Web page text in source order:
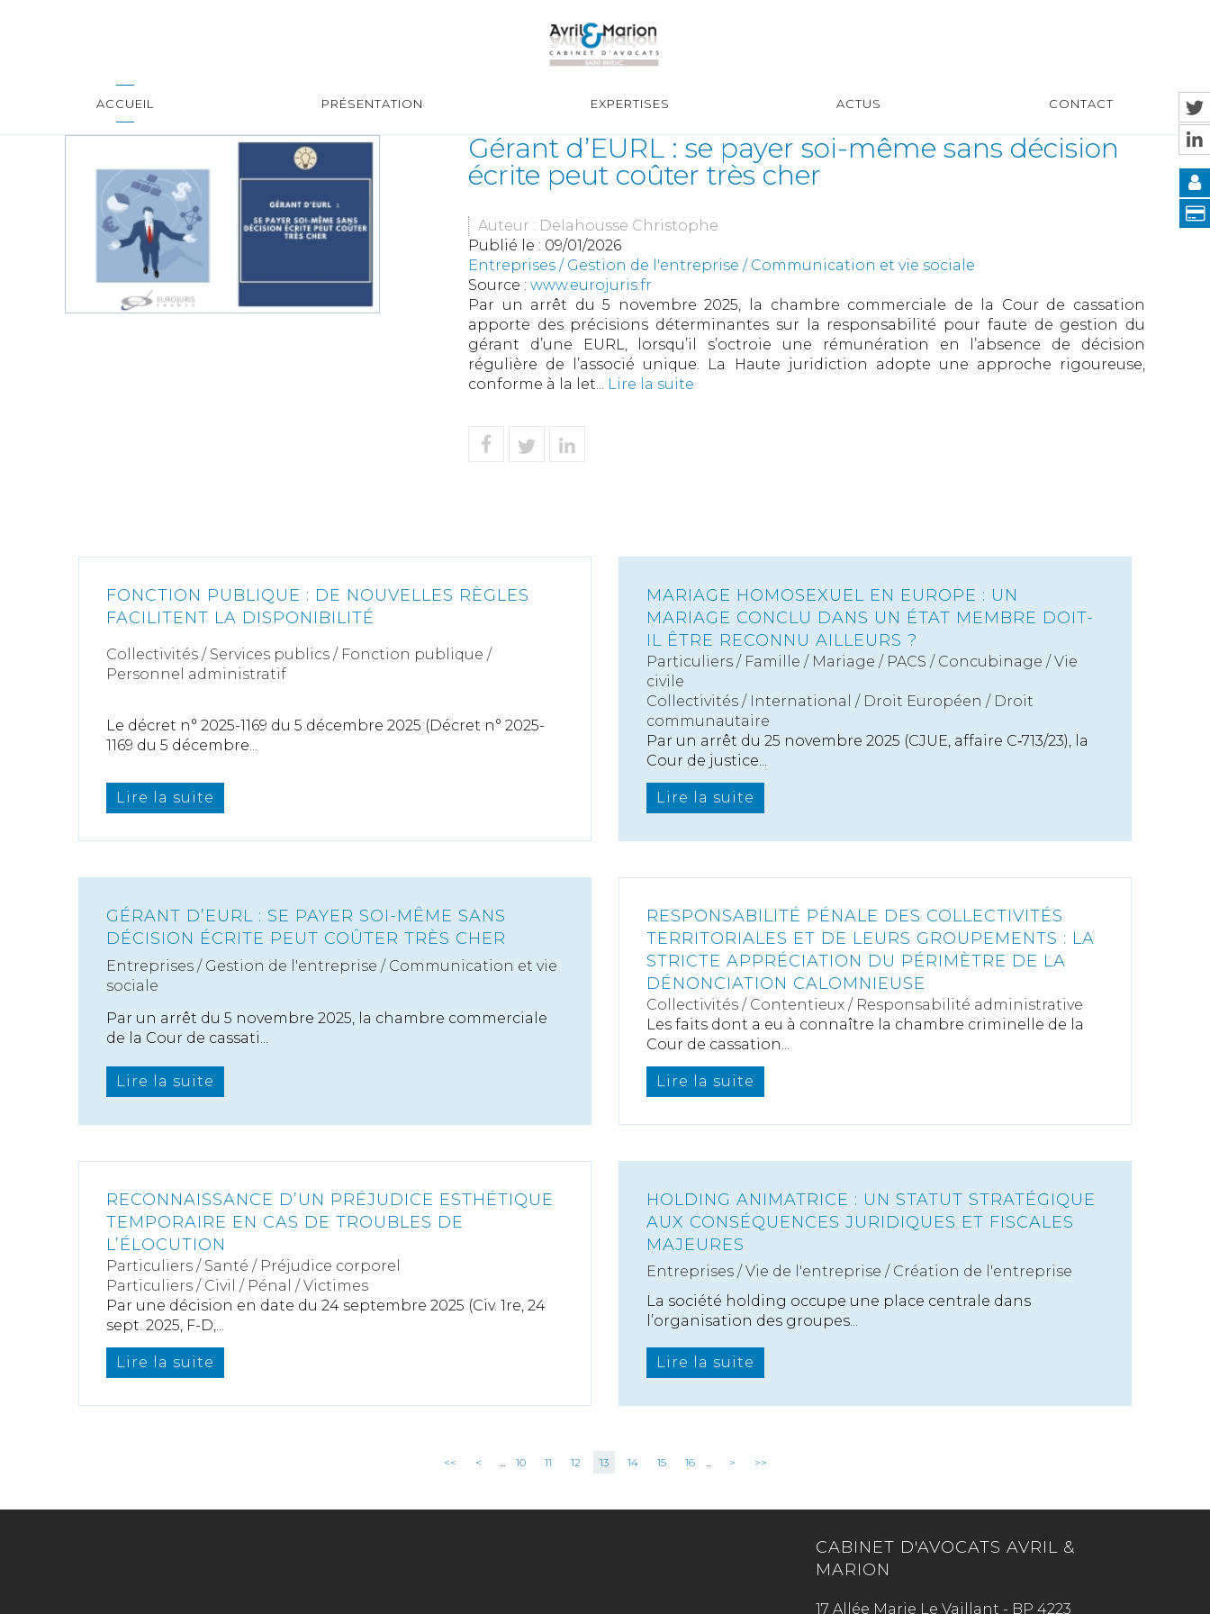
ACCUEIL PRÉSENTATION EXPERTISES ACTUS CONTACT
Gérant d’EURL : se payer soi-même sans décision
écrite peut coûter très cher
Auteur : Delahousse Christophe
Publié le : 09/01/2026
Entreprises / Gestion de l'entreprise / Communication et vie sociale
Source : www.eurojuris.fr
Par un arrêt du 5 novembre 2025, la chambre commerciale de la Cour de cassation
apporte des précisions déterminantes sur la responsabilité pour faute de gestion du
gérant d’une EURL, lorsqu’il s’octroie une rémunération en l’absence de décision
régulière de l’associé unique. La Haute juridiction adopte une approche rigoureuse,
conforme à la let... Lire la suite
FONCTION PUBLIQUE : DE NOUVELLES RÈGLES
FACILITENT LA DISPONIBILITÉ
Collectivités / Services publics / Fonction publique /
Personnel administratif
Le décret n° 2025-1169 du 5 décembre 2025 (Décret n° 2025-
1169 du 5 décembre...
Lire la suite
MARIAGE HOMOSEXUEL EN EUROPE : UN
MARIAGE CONCLU DANS UN ÉTAT MEMBRE DOIT-
IL ÊTRE RECONNU AILLEURS ?
Particuliers / Famille / Mariage / PACS / Concubinage / Vie
civile
Collectivités / International / Droit Européen / Droit
communautaire
Par un arrêt du 25 novembre 2025 (CJUE, affaire C‑713/23), la
Cour de justice...
Lire la suite
GÉRANT D’EURL : SE PAYER SOI-MÊME SANS
DÉCISION ÉCRITE PEUT COÛTER TRÈS CHER
Entreprises / Gestion de l'entreprise / Communication et vie
sociale
Par un arrêt du 5 novembre 2025, la chambre commerciale
de la Cour de cassati...
Lire la suite
RESPONSABILITÉ PÉNALE DES COLLECTIVITÉS
TERRITORIALES ET DE LEURS GROUPEMENTS : LA
STRICTE APPRÉCIATION DU PÉRIMÈTRE DE LA
DÉNONCIATION CALOMNIEUSE
Collectivités / Contentieux / Responsabilité administrative
Les faits dont a eu à connaître la chambre criminelle de la
Cour de cassation...
Lire la suite
RECONNAISSANCE D’UN PRÉJUDICE ESTHÉTIQUE
TEMPORAIRE EN CAS DE TROUBLES DE
L’ÉLOCUTION
Particuliers / Santé / Préjudice corporel
Particuliers / Civil / Pénal /Victimes
Par une décision en date du 24 septembre 2025 (Civ. 1re, 24
sept. 2025, F-D,...
Lire la suite
HOLDING ANIMATRICE : UN STATUT STRATÉGIQUE
AUX CONSÉQUENCES JURIDIQUES ET FISCALES
MAJEURES
Entreprises /Vie de l'entreprise / Création de l'entreprise
La société holding occupe une place centrale dans
l’organisation des groupes...
Lire la suite
<< < ... 10 11 12 13 14 15 16 ... > >>
CABINET D'AVOCATS AVRIL &
MARION
17 Allée Marie Le Vaillant - BP 4223